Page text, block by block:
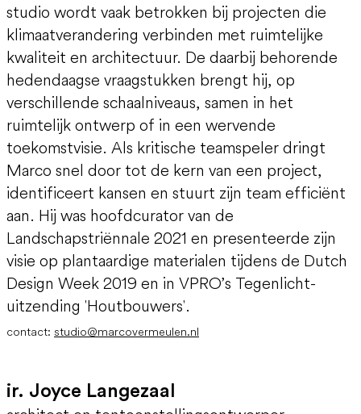
studio wordt vaak betrokken bij projecten die
klimaatverandering verbinden met ruimtelijke
kwaliteit en architectuur. De daarbij behorende
hedendaagse vraagstukken brengt hij, op
verschillende schaalniveaus, samen in het
ruimtelijk ontwerp of in een wervende
toekomstvisie. Als kritische teamspeler dringt
Marco snel door tot de kern van een project,
identificeert kansen en stuurt zijn team efficiënt
aan. Hij was hoofdcurator van de
Landschapstriënnale 2021 en presenteerde zijn
visie op plantaardige materialen tijdens de Dutch
Design Week 2019 en in VPRO’s Tegenlicht-
uitzending 'Houtbouwers'.
contact: studio@marcovermeulen.nl
ir. Joyce Langezaal